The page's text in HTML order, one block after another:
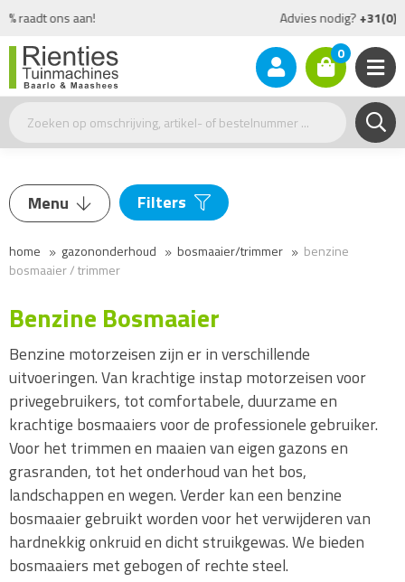
+31(0)77 - 477 17 26
0
Menu Filters
Grasmaaier
Robotmaaier
Bosmaaier/trimmer
Benzine Bosmaaier / Trimmer
Accu trimmer
Elektrische Trimmer
Combi systeem Stihl
Combi Systeem Honda
Combi systeem Stiga
Onderhoud / Toebehoren
Merk
Stiga(3)
home gazononderhoud bosmaaier/trimmer
benzine
bosmaaier / trimmer
Benzine Bosmaaier
Benzine motorzeisen zijn er in verschillende
uitvoeringen. Van krachtige instap motorzeisen voor
privegebruikers, tot comfortabele, duurzame en
krachtige bosmaaiers voor de professionele gebruiker.
Voor het trimmen en maaien van eigen gazons en
grasranden, tot het onderhoud van het bos,
landschappen en wegen. Verder kan een benzine
bosmaaier gebruikt worden voor het verwijderen van
hardnekkig onkruid en dicht struikgewas. We bieden
bosmaaiers met gebogen of rechte steel.